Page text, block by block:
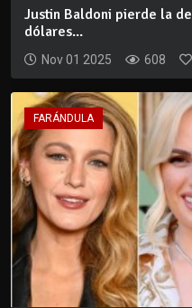
Justin Baldoni pierde la
dólares...
Nov 01 2025 608
FARÁNDULA